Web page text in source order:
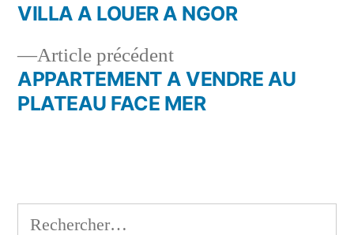
Navigation
de
l’article
Article précédentArticle
précédent :
APPARTEMENT A VENDRE AU
PLATEAU FACE MER
suivant :
VILLA A LOUER A NGOR
Rechercher :